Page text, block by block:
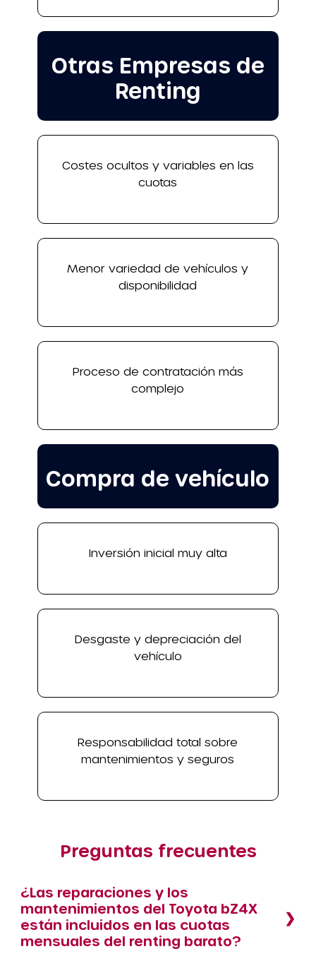
Otras Empresas de
Renting
Compra de vehículo
Costes ocultos y variables en las
cuotas
Inversión inicial muy alta
Menor variedad de vehículos y
disponibilidad
Desgaste y depreciación del
vehículo
Proceso de contratación más
complejo
Responsabilidad total sobre
mantenimientos y seguros
Preguntas frecuentes
¿Las reparaciones y los
mantenimientos del Toyota bZ4X
están incluidos en las cuotas
mensuales del renting barato?